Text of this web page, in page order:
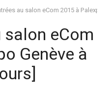
au salon eCom 2015 à Palexpo
eCom
Genève à